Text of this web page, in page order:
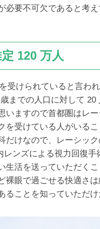
必要不可欠であると考
120 万人
受けられていると言わ
までの人口に対して
いますので首都圏はレ
を受けている人がいる
だけなので、レーシッ
ンズによる視力回復
生活を送っていただく
裸眼で過ごせる快適さ
ことを知っていただけ